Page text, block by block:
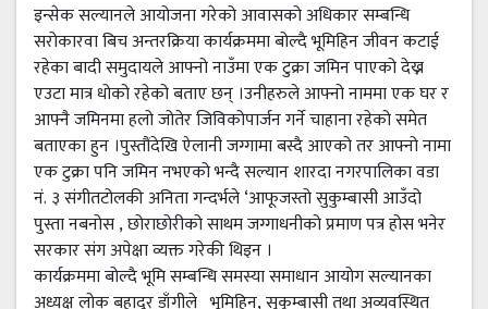
इन्सेक सल्यानले आयोजना गरेको आवासको अधिकार सम्बन्धि
सरोकारवा बिच अन्तरक्रिया कार्यक्रममा बोल्दै भूमिहिन जीवन कटाई
रहेका बादी समुदायले आफ्नो नाउँमा एक टुक्रा जमिन पाएको देख्न
एउटा मात्र धोको रहेको बताए छन् ।उनीहरुले आफ्नो नाममा एक घर र
आफ्नै जमिनमा हलो जोतेर जिविकोपार्जन गर्ने चाहाना रहेको समेत
बताएका हुन ।पुस्तौंदेखि ऐलानी जग्गामा बस्दै आएको तर आफ्नो नामा
एक टुक्रा पनि जमिन नभएको भन्दै सल्यान शारदा नगरपालिका वडा
नं. ३ संगीतटोलकी अनिता गन्दर्भले ‘आफूजस्तो सुकुम्बासी आउँदो
पुस्ता नबनोस , छोराछोरीको साथम जग्गाधनीको प्रमाण पत्र होस भनेर
सरकार संग अपेक्षा व्यक्त गरेकी थिइन ।
कार्यक्रममा बोल्दै भूमि सम्बन्धि समस्या समाधान आयोग सल्यानका
अध्यक्ष लोक बहादुर डाँगीले भूमिहिन, सुकुम्बासी तथा अव्यवस्थित